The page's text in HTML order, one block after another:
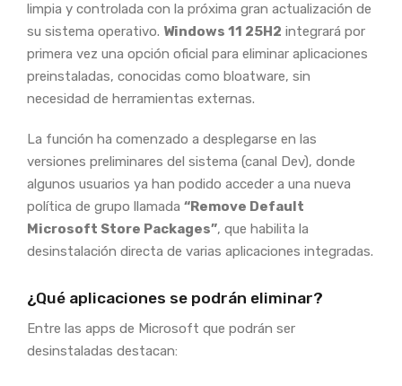
limpia y controlada con la próxima gran actualización de
su sistema operativo. Windows 11 25H2 integrará por
primera vez una opción oficial para eliminar aplicaciones
preinstaladas, conocidas como bloatware, sin
necesidad de herramientas externas.
La función ha comenzado a desplegarse en las
versiones preliminares del sistema (canal Dev), donde
algunos usuarios ya han podido acceder a una nueva
política de grupo llamada “Remove Default
Microsoft Store Packages”, que habilita la
desinstalación directa de varias aplicaciones integradas.
¿Qué aplicaciones se podrán eliminar?
Entre las apps de Microsoft que podrán ser
desinstaladas destacan: